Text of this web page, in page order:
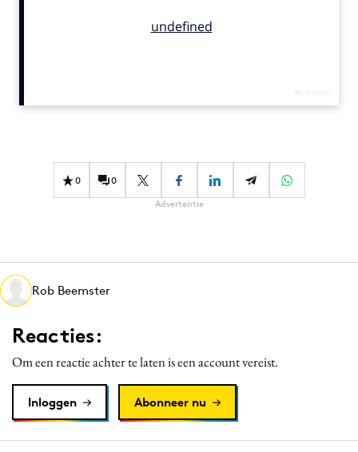
Design
Diversiteit
Effectiviteit
Martech
Media
Merkstrategie
Purpose Marketing
Reputatie & crisis
0 0
Advertentie
Rob Beemster
Reacties:
Om een reactie achter te laten is een account vereist.
Inloggen Abonneer nu